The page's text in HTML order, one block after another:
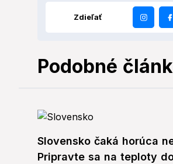
Zdieľať
Podobné
Slovensko čaká horúca
Pripravte sa na teploty